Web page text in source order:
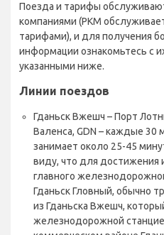
Поезда и тарифы
компаниями (PKM
тарифами), и для получения
информации ознакомьтесь с
указанными ниже.
Линии поездов
Гданьск Вжешч – Порт
Валенса, GDN – каждые 30
занимает около 25-45
виду, что для достижения
главного
Гданьск Гловный, обычно
из Гданьска Вжешч,
железнодорожной